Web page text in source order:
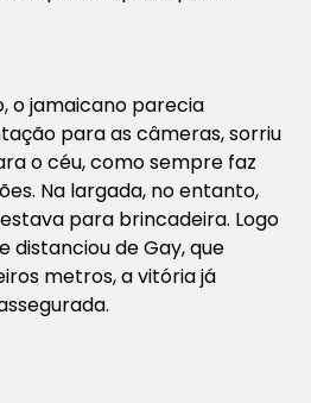
o jamaicano parecia
para as câmeras, sorriu
o céu, como sempre faz
Na largada, no entanto,
para brincadeira. Logo
distanciou de Gay, que
metros, a vitória já